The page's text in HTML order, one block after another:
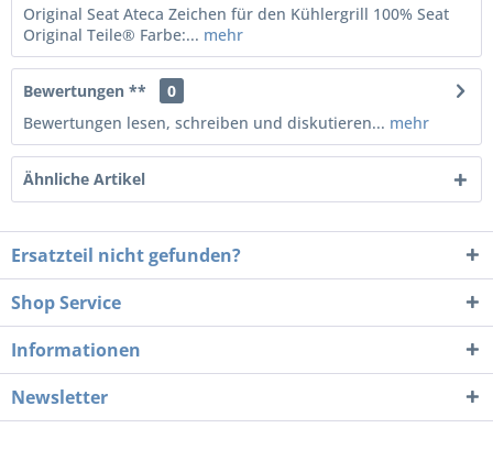
Original Seat Ateca Zeichen für den Kühlergrill 100% Seat
Original Teile® Farbe:... mehr
Bewertungen **
0
Bewertungen lesen, schreiben und diskutieren... mehr
Ähnliche Artikel
Ersatzteil nicht gefunden?
Shop Service
Informationen
Newsletter